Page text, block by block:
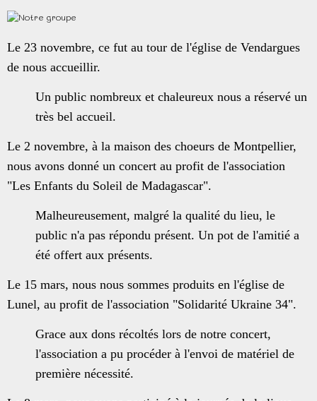
Le 23 novembre, ce fut au tour de l'église de Vendargues
de nous accueillir.
Un public nombreux et chaleureux nous a réservé un
très bel accueil.
Le 2 novembre, à la maison des choeurs de Montpellier,
nous avons donné un concert au profit de l'association
"Les Enfants du Soleil de Madagascar".
Malheureusement, malgré la qualité du lieu, le
public n'a pas répondu présent. Un pot de l'amitié a
été offert aux présents.
Le 15 mars, nous nous sommes produits en l'église de
Lunel, au profit de l'association "Solidarité Ukraine 34".
Grace aux dons récoltés lors de notre concert,
l'association a pu procéder à l'envoi de matériel de
première nécessité.